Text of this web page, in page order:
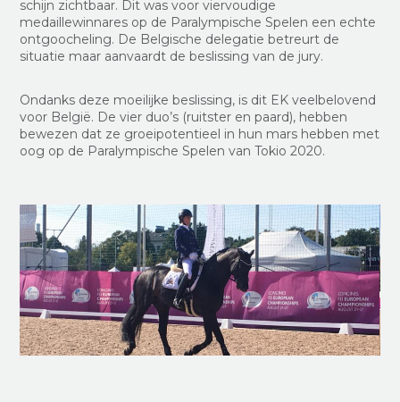
schijn zichtbaar. Dit was voor viervoudige
medaillewinnares op de Paralympische Spelen een echte
ontgoocheling. De Belgische delegatie betreurt de
situatie maar aanvaardt de beslissing van de jury.
Ondanks deze moeilijke beslissing, is dit EK veelbelovend
voor België. De vier duo’s (ruitster en paard), hebben
bewezen dat ze groeipotentieel in hun mars hebben met
oog op de Paralympische Spelen van Tokio 2020.